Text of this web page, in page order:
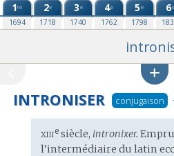
1re
1694
2e
1718
3e
1740
4e
1762
5e
1798
6e
INTRONISER conjugaison
Étymologie
:
xiiiesiècle, intronixer.
l’intermédiaire du latin